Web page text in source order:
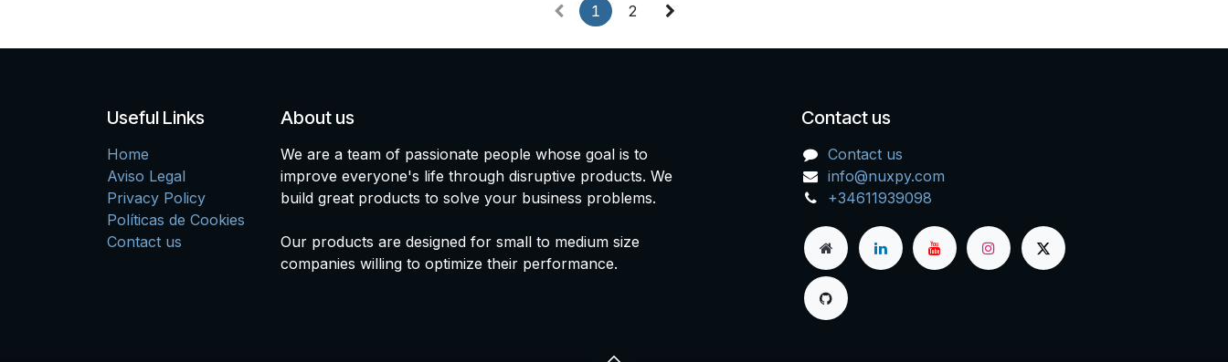
1 2
Useful Links
Home
Aviso Legal
Privacy Policy
Políticas de Cookies
Contact us
About us
We are a team of passionate people whose goal is to
improve everyone's life through disruptive products. We
build great products to solve your business problems.
Our products are designed for small to medium size
companies willing to optimize their performance.
Contact us
Contact us
info@nuxpy.com
+34611939098